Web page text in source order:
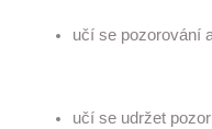
učí se pozorování
učí se udržet